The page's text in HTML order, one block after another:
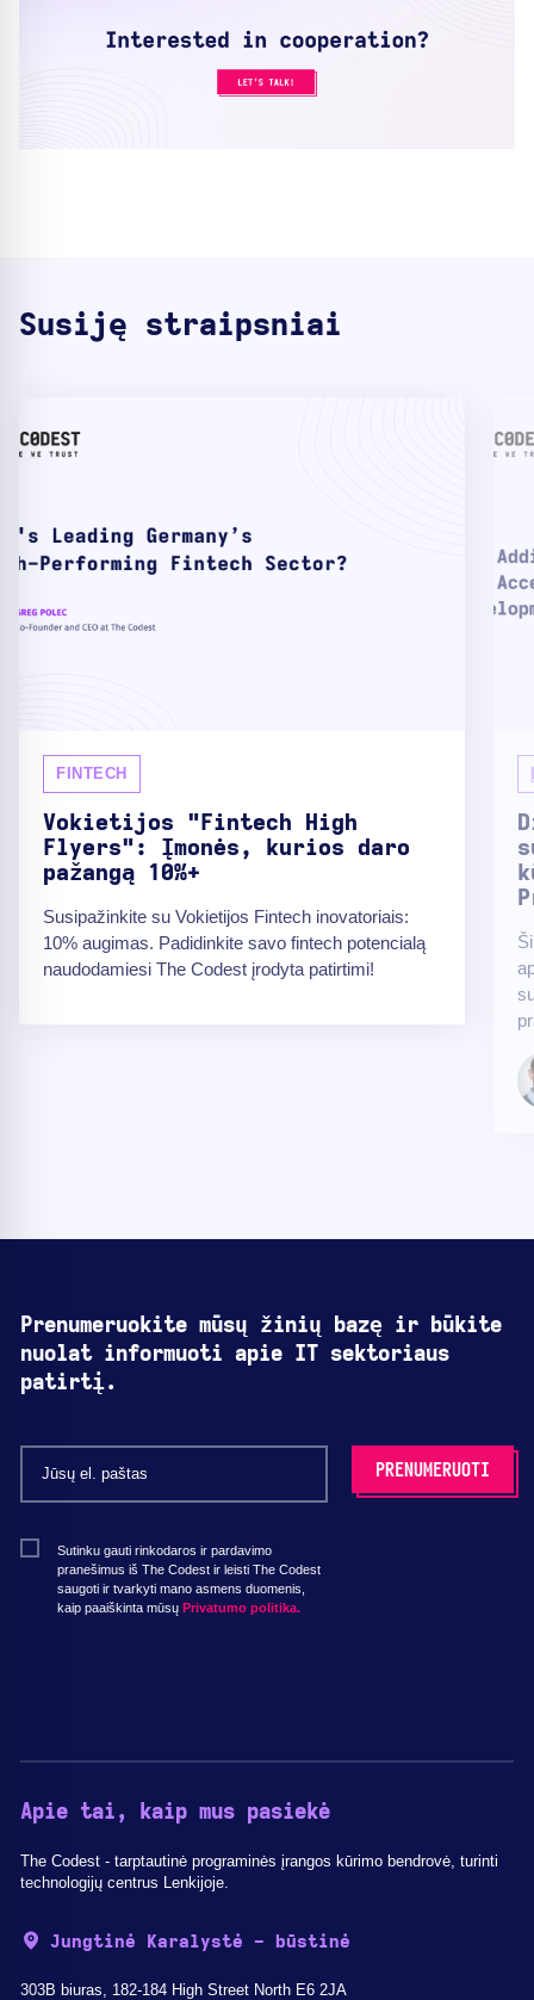
Susiję straipsniai
FINTECH
Vokietijos "Fintech High
Flyers": Įmonės, kurios daro
pažangą 10%+
Susipažinkite su Vokietijos Fintech inovatoriais:
10% augimas. Padidinkite savo fintech potencialą
naudodamiesi The Codest įrodyta patirtimi!
Prenumeruokite mūsų žinių bazę ir būkite
nuolat informuoti apie IT sektoriaus
patirtį.
Sutinku gauti rinkodaros ir pardavimo
pranešimus iš The Codest ir leisti The Codest
saugoti ir tvarkyti mano asmens duomenis,
kaip paaiškinta mūsų Privatumo politika.
Apie tai, kaip mus pasiekė
The Codest - tarptautinė programinės įrangos kūrimo bendrovė, turinti
technologijų centrus Lenkijoje.
Jungtinė Karalystė - būstinė
303B biuras, 182-184 High Street North E6 2JA